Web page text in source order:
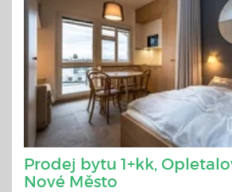
Prodej bytu 1+kk,
Nové Město